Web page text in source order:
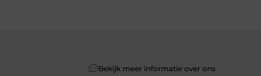
Bekijk meer informatie over ons